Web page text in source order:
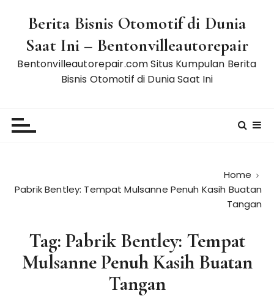
Berita Bisnis Otomotif di Dunia
Saat Ini – Bentonvilleautorepair
Bentonvilleautorepair.com Situs Kumpulan Berita
Bisnis Otomotif di Dunia Saat Ini
Home
Pabrik Bentley: Tempat Mulsanne Penuh Kasih Buatan
Tangan
Tag: Pabrik Bentley: Tempat
Mulsanne Penuh Kasih Buatan
Tangan